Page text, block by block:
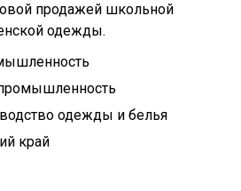
продажей школьной
одежды.
одежды и белья
край